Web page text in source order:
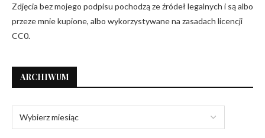
Zdjęcia bez mojego podpisu pochodzą ze źródeł legalnych i są albo
przeze mnie kupione, albo wykorzystywane na zasadach licencji
CC0.
ARCHIWUM